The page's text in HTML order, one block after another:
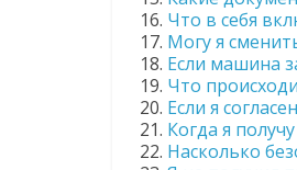
Что в себя
Могу я
Если машина
Что
Если я
Когда я
Насколько